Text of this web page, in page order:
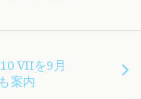
VIIを9月
案内